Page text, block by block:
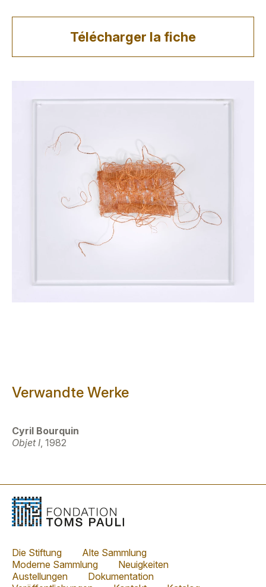
Télécharger la fiche
Verwandte Werke
Cyril Bourquin
Objet I, 1982
Die Stiftung
Alte Sammlung
Moderne Sammlung
Neuigkeiten
Austellungen
Dokumentation